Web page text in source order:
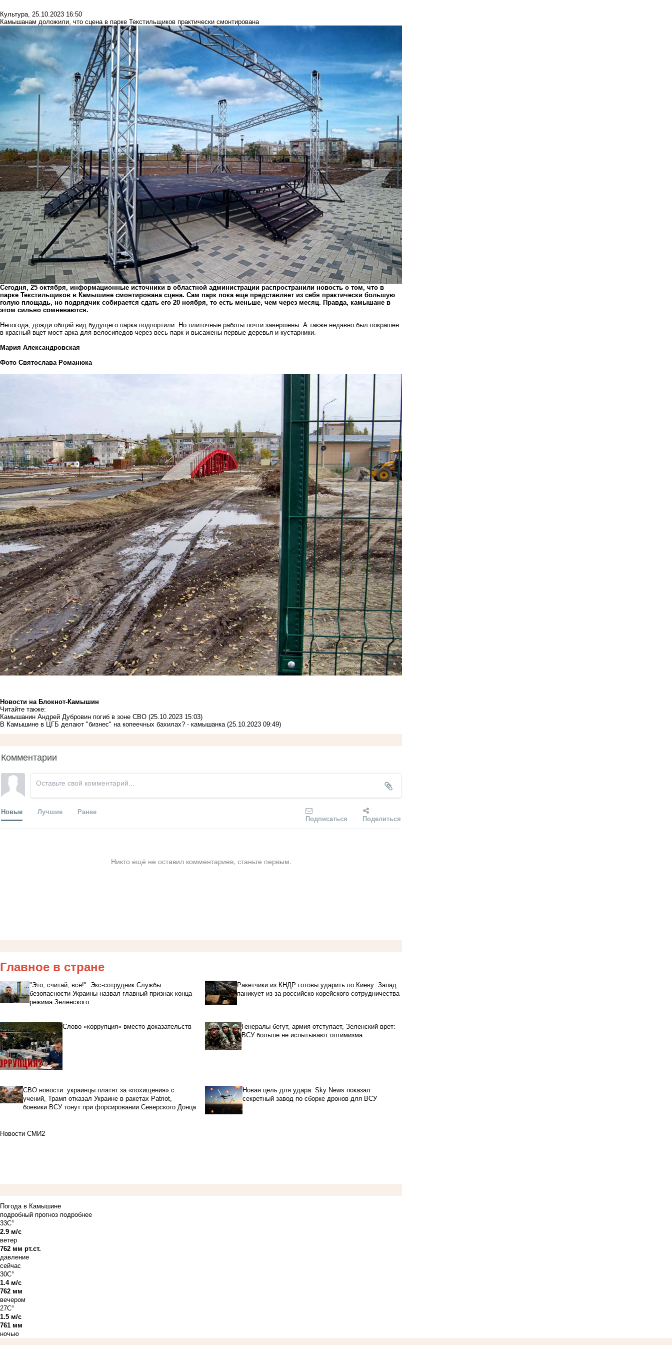
Культура, 25.10.2023 16:50
Камышанам доложили, что сцена в парке Текстильщиков практически смонтирована
Сегодня, 25 октября, информационные источники в областной администрации распространили новость о том, что в
парке Текстильщиков в Камышине смонтирована сцена. Сам парк пока еще представляет из себя практически большую
голую площадь, но подрядчик собирается сдать его 20 ноября, то есть меньше, чем через месяц. Правда, камышане в
этом сильно сомневаются.
Непогода, дожди общий вид будущего парка подпортили. Но плиточные работы почти завершены. А также недавно был покрашен
в красный вцет мост-арка для велосипедов через весь парк и высажены первые деревья и кустарники.
Мария Александровская
Фото Святослава Романюка
Новости на Блoкнoт-Камышин
Читайте также:
Камышанин Андрей Дубровин погиб в зоне СВО (25.10.2023 15:03)
В Камышине в ЦГБ делают "бизнес" на копеечных бахилах? - камышанка (25.10.2023 09:49)
Комментарии
Новые Лучшие Ранее
Подписаться Поделиться
Никто ещё не оставил комментариев, станьте первым.
Главное в стране
"Это, считай, всё!": Экс-сотрудник Службы
безопасности Украины назвал главный признак конца
режима Зеленского
Ракетчики из КНДР готовы ударить по Киеву: Запад
паникует из-за российско-корейского сотрудничества
Слово «коррупция» вместо доказательств
Генералы бегут, армия отступает, Зеленский врет:
ВСУ больше не испытывают оптимизма
СВО новости: украинцы платят за «похищения» с
учений, Трамп отказал Украине в ракетах Patriot,
боевики ВСУ тонут при форсировании Северского Донца
Новая цель для удара: Sky News показал
секретный завод по сборке дронов для ВСУ
Новости СМИ2
Погода в Камышине
подробный прогноз подробнее
33C°
2.9 м/с
ветер
762 мм рт.ст.
давление
сейчас
30C°
1.4 м/с
762 мм
вечером
27C°
1.5 м/с
761 мм
ночью